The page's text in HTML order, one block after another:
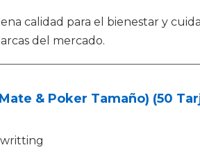
calidad para el bienestar y
del mercado.
& Poker Tamaño) (50
writting